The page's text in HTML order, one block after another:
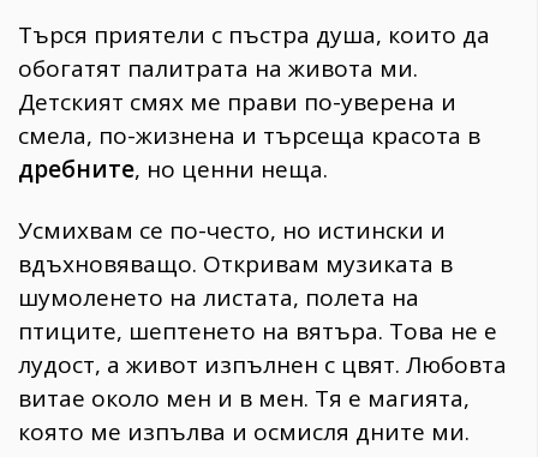
Търся приятели с пъстра душа, които да
обогатят палитрата на живота ми.
Детският смях ме прави по-уверена и
смела, по-жизнена и търсеща красота в
дребните, но ценни неща.
Усмихвам се по-често, но истински и
вдъхновяващо. Откривам музиката в
шумоленето на листата, полета на
птиците, шептенето на вятъра. Това не е
лудост, а живот изпълнен с цвят. Любовта
витае около мен и в мен. Тя е магията,
която ме изпълва и осмисля дните ми.